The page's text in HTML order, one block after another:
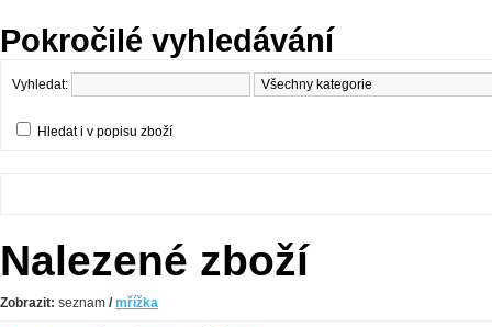
Pokročilé vyhledávání
Vyhledat:
Hledat i v popisu zboží
Nalezené zboží
Zobrazit: seznam / mřížka